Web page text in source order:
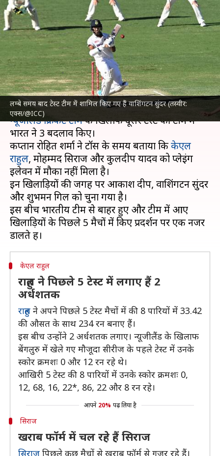
लम्बे समय बाद टेस्ट टीम में शामिल किए गए हैं वाशिंगटन सुंदर (तस्वीर:
एक्स/@ICC)
भारत बनाम न्यूजीलैंड, दूसरा टेस्ट:
भारतीय टीम में शामिल हुए
खिलाड़ियों का हालिया प्रदर्शन कैसा
है?
लेखन अंकित पसबोला Oct 24, 2024 11:25 am
क्या है खबर?
न्यूजीलैंड क्रिकेट टीमके खिलाफ दूसरे टेस्ट की टीम में
भारत ने 3 बदलाव किए।
कप्तान रोहित शर्मा ने टॉस के समय बताया किकेएल
राहुल, मोहम्मद सिराज और कुलदीप यादव को प्लेइंग
इलेवन में मौका नहीं मिला है।
इन खिलाड़ियों की जगह पर आकाश दीप, वाशिंगटन सुंदर
और शुभमन गिल को चुना गया है।
इस बीच भारतीय टीम से बाहर हुए और टीम में आए
खिलाड़ियों के पिछले 5 मैचों में किए प्रदर्शन पर एक नजर
केएल राहुल
राहुल ने पिछले 5 टेस्ट में लगाए हैं 2
अर्धशतक
राहुल ने अपने पिछले 5 टेस्ट मैचों में की 8 पारियों में 33.42
की औसत के साथ 234 रन बनाए हैं।
इस बीच उन्होंने 2 अर्धशतक लगाए। न्यूजीलैंड के खिलाफ
बेंगलुरु में खेले गए मौजूदा सीरीज के पहले टेस्ट में उनके
स्कोर क्रमशः 0 और 12 रन रहे थे।
आखिरी 5 टेस्ट की 8 पारियों में उनके स्कोर क्रमशः 0,
12, 68, 16, 22*, 86, 22 और 8 रन रहे।
आपने 20% पढ़ लिया है
सिराज
खराब फॉर्म में चल रहे हैं सिराज
सिराज पिछले कुछ मैचों से खराब फॉर्म से गुजर रहे हैं।